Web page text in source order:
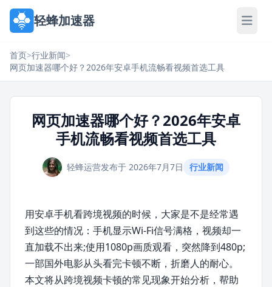
轻蜂加速器
首页>行业新闻>
网页加速器哪个好？2026年安卓手机流畅看视频首选工具
网页加速器哪个好？2026年安卓
手机流畅看视频首选工具
轻蜂运营发布于 2026年7月7日 行业新闻
用安卓手机看跨境视频的时候，大家是不是经常遇
到这些的情况：手机显示Wi-Fi信号满格，视频却一
直加载不出来;使用1080p画质观看，突然降到480p;
一部国外电影从头看完卡顿不断，折磨人的耐心。
本文将从跨境视频卡顿的常见现象开始分析，帮助